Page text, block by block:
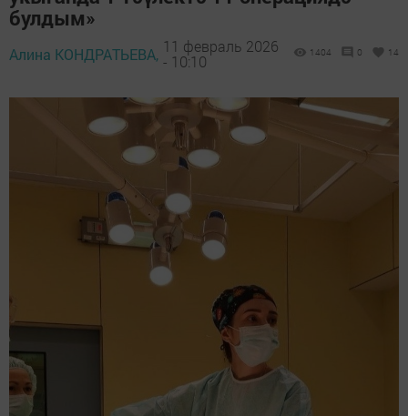
булдым»
Алина КОНДРАТЬЕВА, 11 февраль 2026
- 10:10
1404 0 14